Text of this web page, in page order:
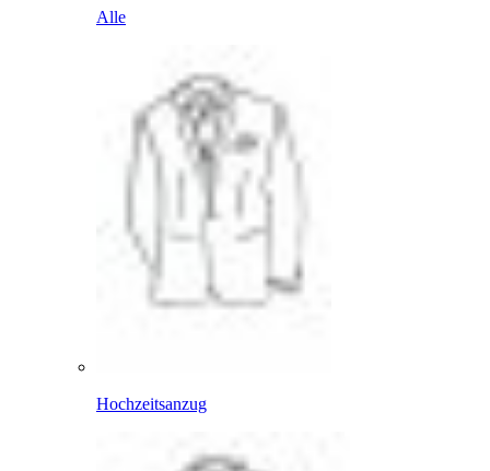
Alle
Hochzeitsanzug